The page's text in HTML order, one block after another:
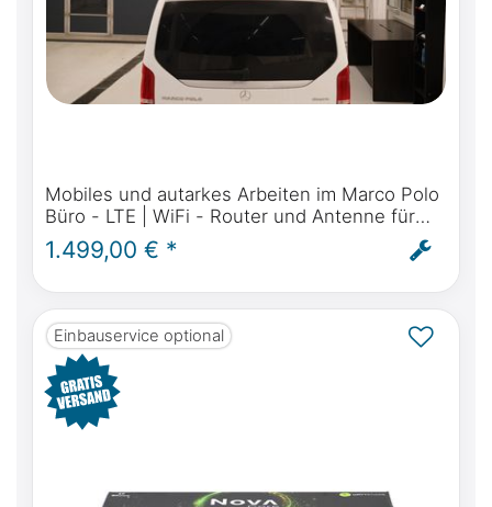
Mobiles und autarkes Arbeiten im Marco Polo
Büro - LTE | WiFi - Router und Antenne für
Mercedes-Benz Marco Polo, Activity, Horizon
- inkl. Einbau
1.499,00 € *
Einbauservice optional